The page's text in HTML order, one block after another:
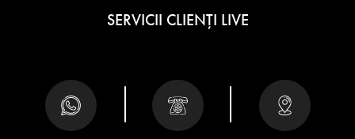
SERVICII CLIENȚI LIVE